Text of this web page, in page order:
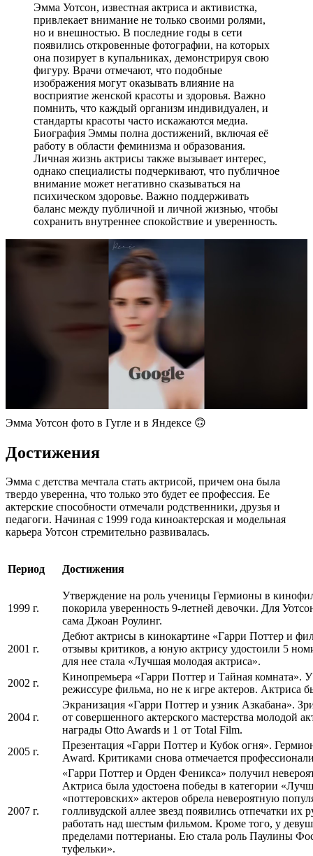
Эмма Уотсон, известная актриса и активистка,
привлекает внимание не только своими ролями,
но и внешностью. В последние годы в сети
появились откровенные фотографии, на которых
она позирует в купальниках, демонстрируя свою
фигуру. Врачи отмечают, что подобные
изображения могут оказывать влияние на
восприятие женской красоты и здоровья. Важно
помнить, что каждый организм индивидуален, и
стандарты красоты часто искажаются медиа.
Биография Эммы полна достижений, включая её
работу в области феминизма и образования.
Личная жизнь актрисы также вызывает интерес,
однако специалисты подчеркивают, что публичное
внимание может негативно сказываться на
психическом здоровье. Важно поддерживать
баланс между публичной и личной жизнью, чтобы
сохранить внутреннее спокойствие и уверенность.
Эмма Уотсон фото в Гугле и в Яндексе 🙃
Достижения
Эмма с детства мечтала стать актрисой, причем она была
твердо уверенна, что только это будет ее профессия. Ее
актерские способности отмечали родственники, друзья и
педагоги. Начиная с 1999 года киноактерская и модельная
карьера Уотсон стремительно развивалась.
Период Достижения
1999 г.
Утверждение на роль ученицы Гермионы в
покорила уверенность 9-летней девочки. Для
сама Джоан Роулинг.
2001 г.
Дебют актрисы в кинокартине «Гарри Поттер и
отзывы критиков, а юную актрису удостоили 5
для нее стала «Лучшая молодая актриса».
2002 г.
Кинопремьера «Гарри Поттер и Тайная комната».
режиссуре фильма, но не к игре актеров. Актриса
2004 г.
Экранизация «Гарри Поттер и узник Азкабана».
от совершенного актерского мастерства молодой
награды Otto Awards и 1 от Total Film.
2005 г.
Презентация «Гарри Поттер и Кубок огня».
Award. Критиками снова отмечается
2007 г.
«Гарри Поттер и Орден Феникса» получил
Актриса была удостоена победы в категории
«поттеровских» актеров обрела невероятную
голливудской аллее звезд появились отпечатки их
работать над шестым фильмом. Кроме того, у
пределами поттерианы. Ею стала роль Паулины
туфельки».